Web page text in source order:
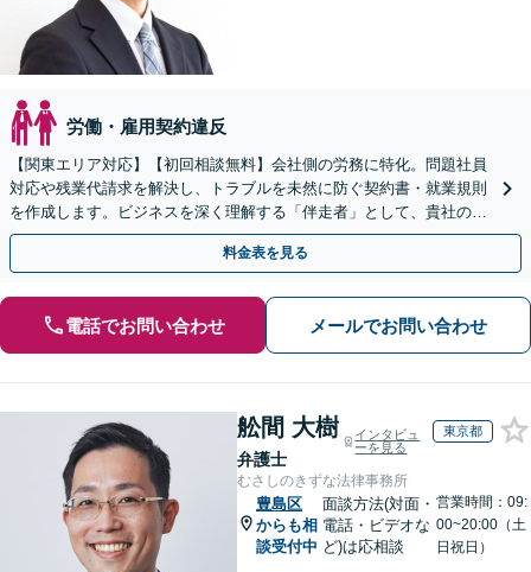
労働・雇用契約違反
【関東エリア対応】【初回相談無料】会社側の労務に特化。問題社員
対応や残業代請求を解決し、トラブルを未然に防ぐ契約書・就業規則
を作成します。ビジネスを深く理解する「伴走者」として、貴社の利
益と今後の事業成長を守り抜きます。
料金表を見る
電話でお問い合わせ メールでお問い合わせ
舩間 大樹
弁護士
インタビュ
ーを見る
東京都
むさしのきずな法律事務所
豊島区
からも相
談受付中
面談方法(対面・
電話・ビデオな
ど)は応相談
営業時間：09:
00~20:00（土
日祝日）